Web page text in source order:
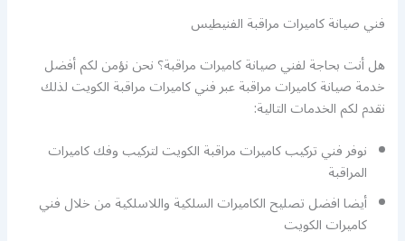
فني صيانة كاميرات مراقبة الفنيطيس
هل أنت بحاجة لفني صيانة كاميرات مراقبة؟ نحن نؤمن لكم أفضل
خدمة صيانة كاميرات مراقبة عبر فني كاميرات مراقبة الكويت لذلك
نقدم لكم الخدمات التالية:
نوفر فني تركيب كاميرات مراقبة الكويت لتركيب وفك كاميرات
المراقبة
أيضا افضل تصليح الكاميرات السلكية واللاسلكية من خلال فني
كاميرات الكويت